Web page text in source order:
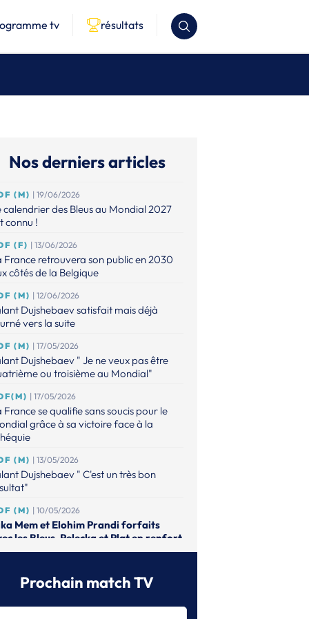
tv résultats
Nos derniers articles
(M) | 19/06/2026
calendrier des Bleus au Mondial 2027
connu !
(F) | 13/06/2026
France retrouvera son public en 2030
côtés de la Belgique
(M) | 12/06/2026
Dujshebaev satisfait mais déjà
vers la suite
(M) | 17/05/2026
Dujshebaev " Je ne veux pas être
ou troisième au Mondial"
| 17/05/2026
France se qualifie sans soucis pour le
grâce à sa victoire face à la
(M) | 13/05/2026
Dujshebaev " C'est un très bon
(M) | 10/05/2026
Mem et Elohim Prandi forfaits
les Bleus, Pelecka et Plat en renfort
Dushebaev dévoile sa liste pour les
décisifs vers le Mondial
Prochain match TV